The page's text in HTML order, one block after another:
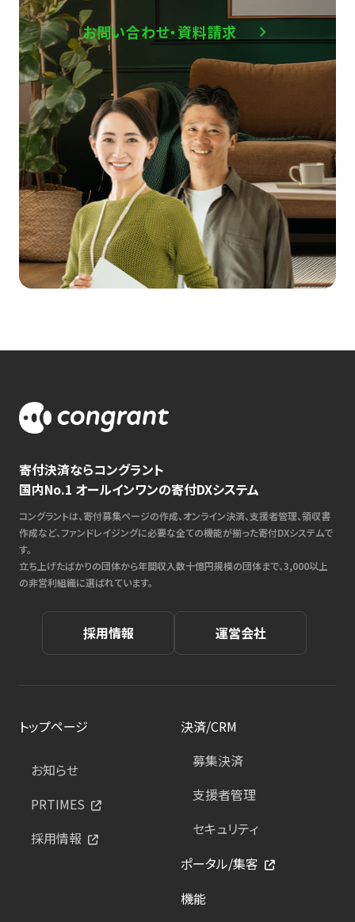
お問い合わせ・資料請求
寄付決済ならコングラント
国内No.1 オールインワンの寄付DXシステム
コングラントは、寄付募集ページの作成、オンライン決済、支援者管理、領収書
作成など、ファンドレイジングに必要な全ての機能が揃った寄付DXシステムで
す。
立ち上げたばかりの団体から年間収入数十億円規模の団体まで、3,000以上
の非営利組織に選ばれています。
採用情報 運営会社
トップページ
お知らせ
PRTIMES
採用情報
決済/CRM
募集決済
支援者管理
セキュリティ
ポータル/集客
機能